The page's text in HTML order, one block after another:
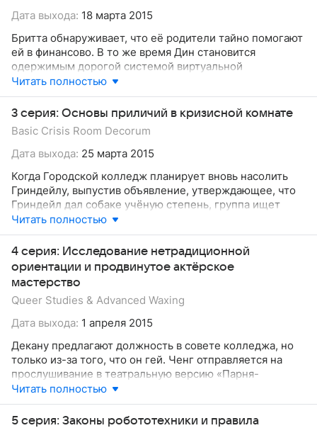
Дата выхода: 18 марта 2015
Бритта обнаруживает, что её родители тайно помогают
ей в финансово. В то же время Дин становится
одержимым дорогой системой виртуальной
реальности, Джефф ищет изобретателя, а Элрой
Паташник (Кит Дэвид) возвращает деньги.
Читать полностью
3 серия: Основы приличий в кризисной комнате
Basic Crisis Room Decorum
Дата выхода: 25 марта 2015
Когда Городской колледж планирует вновь насолить
Гриндейлу, выпустив объявление, утверждающее, что
Гриндейл дал собаке учёную степень, группа ищет
наилучший способ с этим справиться.
Читать полностью
4 серия: Исследование нетрадиционной
ориентации и продвинутое актёрское
мастерство
Queer Studies & Advanced Waxing
Дата выхода: 1 апреля 2015
Декану предлагают должность в совете колледжа, но
только из-за того, что он гей. Ченг отправляется на
прослушивание в театральную версию «Парня-
каратиста», а Эбед и Элрой пытаются наладить в
колледже Wi-Fi.
Читать полностью
5 серия: Законы робототехники и правила